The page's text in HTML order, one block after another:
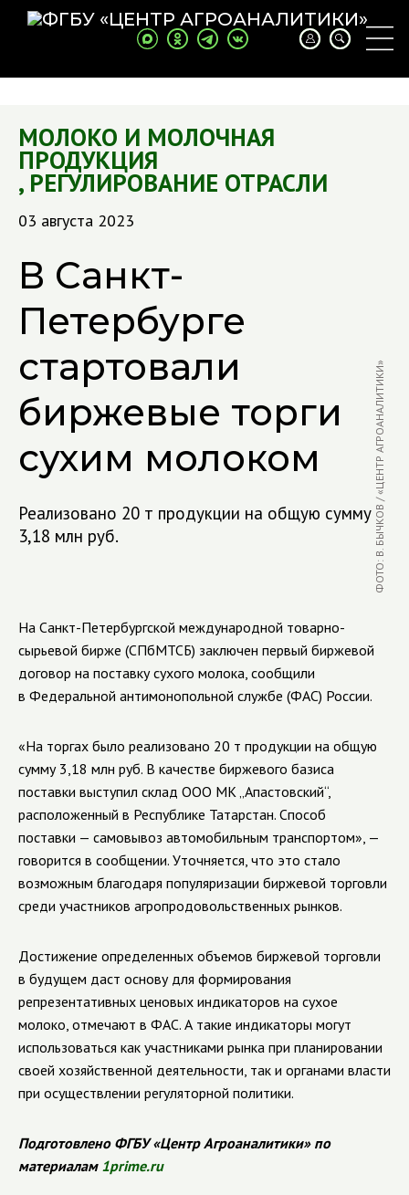
МОЛОКО И МОЛОЧНАЯ
ПРОДУКЦИЯ
, РЕГУЛИРОВАНИЕ ОТРАСЛИ
03 августа 2023
В Санкт-
Петербурге
стартовали
биржевые торги
сухим молоком
Реализовано 20 т продукции на общую сумму
3,18 млн руб.
ФОТО: В. БЫЧКОВ / «ЦЕНТР АГРОАНАЛИТИКИ»
На Санкт-Петербургской международной товарно-
сырьевой бирже (СПбМТСБ) заключен первый биржевой
договор на поставку сухого молока, сообщили
в Федеральной антимонопольной службе (ФАС) России.
«На торгах было реализовано 20 т продукции на общую
сумму 3,18 млн руб. В качестве биржевого базиса
поставки выступил склад ООО МК „Апастовский“,
расположенный в Республике Татарстан. Способ
поставки — самовывоз автомобильным транспортом», —
говорится в сообщении. Уточняется, что это стало
возможным благодаря популяризации биржевой торговли
среди участников агропродовольственных рынков.
Достижение определенных объемов биржевой торговли
в будущем даст основу для формирования
репрезентативных ценовых индикаторов на сухое
молоко, отмечают в ФАС. А такие индикаторы могут
использоваться как участниками рынка при планировании
своей хозяйственной деятельности, так и органами власти
при осуществлении регуляторной политики.
Подготовлено ФГБУ «Центр Агроаналитики» по
материалам 1prime.ru